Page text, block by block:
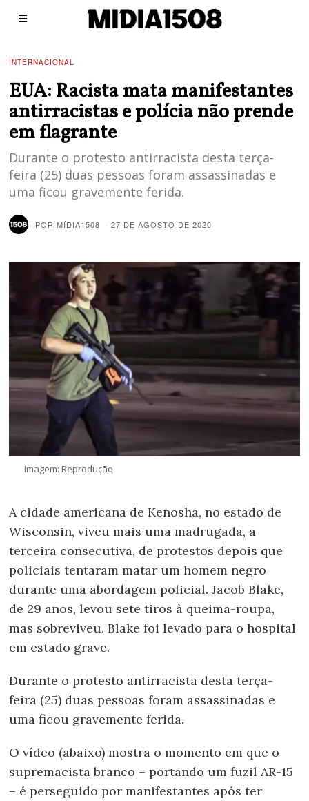
INTERNACIONAL
EUA: Racista mata manifestantes
antirracistas e polícia não prende
em flagrante
Durante o protesto antirracista desta terça-
feira (25) duas pessoas foram assassinadas e
uma ficou gravemente ferida.
PORMÍDIA1508 27 DE AGOSTO DE 2020
Imagem: Reprodução
A cidade americana de Kenosha, no estado de
Wisconsin, viveu mais uma madrugada, a
terceira consecutiva, de protestos depois que
policiais tentaram matar um homem negro
durante uma abordagem policial. Jacob Blake,
de 29 anos, levou sete tiros à queima-roupa,
mas sobreviveu. Blake foi levado para o hospital
em estado grave.
Durante o protesto antirracista desta terça-
feira (25) duas pessoas foram assassinadas e
uma ficou gravemente ferida.
O vídeo (abaixo) mostra o momento em que o
supremacista branco – portando um fuzil AR-15
– é perseguido por manifestantes após ter